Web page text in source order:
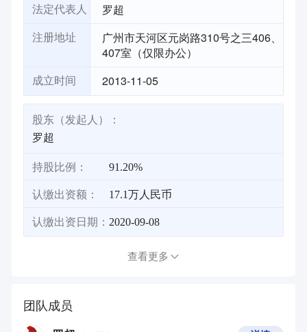
法定代表人 罗超
注册地址
广州市天河区元岗路310号之三406、
407室（仅限办公）
成立时间 2013-11-05
股东（发起人）：
罗超
持股比例： 91.20%
认缴出资额： 17.1万人民币
认缴出资日期： 2020-09-08
查看更多
团队成员